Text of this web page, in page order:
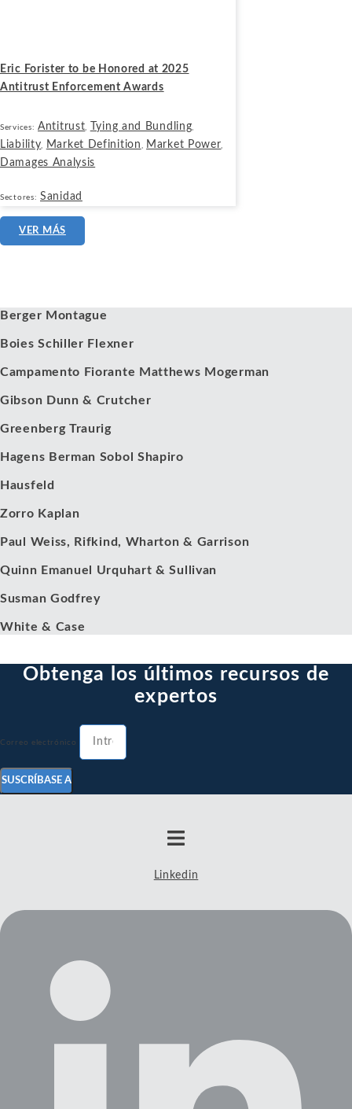
Eric Forister to be Honored at 2025
Antitrust Enforcement Awards
Services: Antitrust Tying and Bundling
Liability Market Definition Market Power
Damages Analysis
Sectores: Sanidad
VER MÁS
Berger Montague
Boies Schiller Flexner
Campamento Fiorante Matthews Mogerman
Gibson Dunn & Crutcher
Greenberg Traurig
Hagens Berman Sobol Shapiro
Hausfeld
Zorro Kaplan
Paul Weiss, Rifkind, Wharton & Garrison
Quinn Emanuel Urquhart & Sullivan
Susman Godfrey
White & Case
Obtenga los últimos recursos de
expertos
Correo electrónico
SUSCRÍBASE A
Linkedin